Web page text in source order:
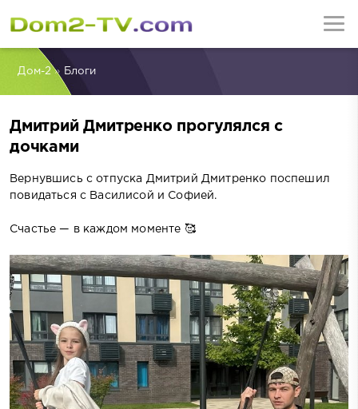
Дом-2» Блоги
Дмитрий Дмитренко прогулялся с
дочками
Вернувшись с отпуска Дмитрий Дмитренко поспешил
повидаться с Василисой и Софией.
Счастье — в каждом моменте 🥰